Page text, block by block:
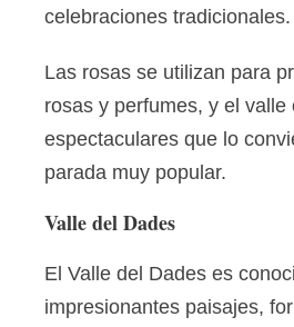
celebraciones tradicionales.
Las rosas se utilizan para
rosas y perfumes, y el valle
espectaculares que lo
parada muy popular.
Valle del Dades
El Valle del Dades es
impresionantes paisajes,